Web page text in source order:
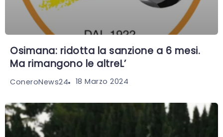
Osimana: ridotta la sanzione a 6 mesi.
Ma rimangono le altreL’
ConeroNews24 18 Marzo 2024